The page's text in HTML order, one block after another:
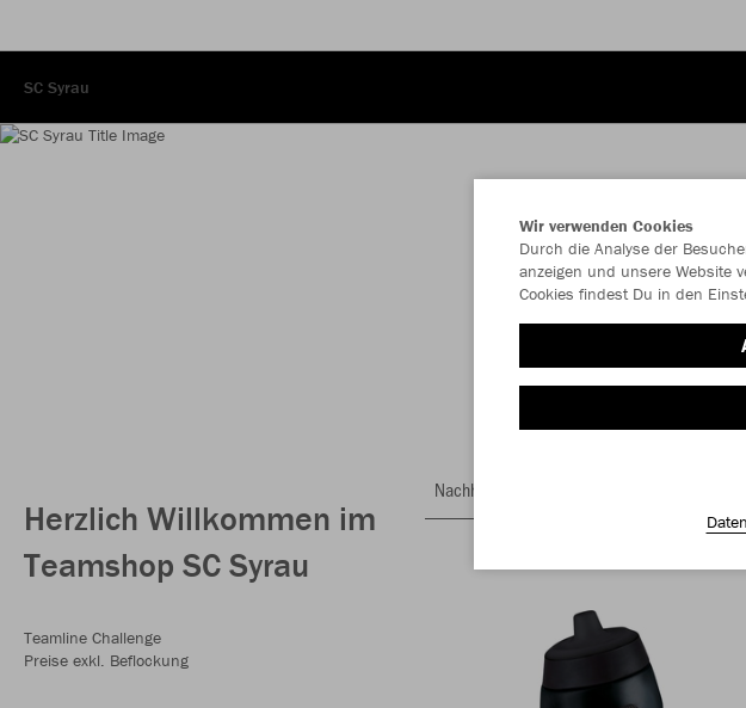
SC Syrau
Herzlich Willkommen im
Teamshop SC Syrau
Teamline Challenge
Preise exkl. Beflockung
Nachhaltig
Wir verwenden Cookies
Durch die Analyse der
anzeigen und unsere Website
Cookies findest Du in den